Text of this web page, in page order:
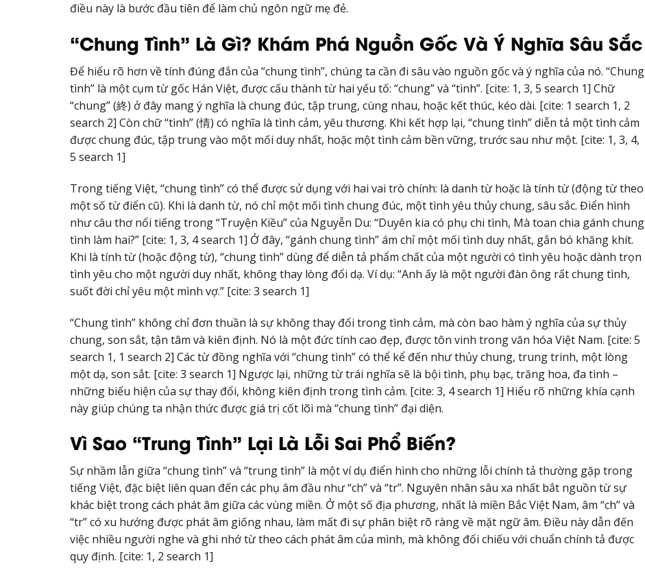
điều này là bước đầu tiên để làm chủ ngôn ngữ mẹ đẻ.
“Chung Tình” Là Gì? Khám Phá Nguồn Gốc Và Ý Nghĩa Sâu Sắc
Để hiểu rõ hơn về tính đúng đắn của “chung tình”, chúng ta cần đi sâu vào nguồn gốc và ý nghĩa của nó. “Chung
tình” là một cụm từ gốc Hán Việt, được cấu thành từ hai yếu tố: “chung” và “tình”. [cite: 1, 3, 5 search 1] Chữ
“chung” (終) ở đây mang ý nghĩa là chung đúc, tập trung, cùng nhau, hoặc kết thúc, kéo dài. [cite: 1 search 1, 2
search 2] Còn chữ “tình” (情) có nghĩa là tình cảm, yêu thương. Khi kết hợp lại, “chung tình” diễn tả một tình cảm
được chung đúc, tập trung vào một mối duy nhất, hoặc một tình cảm bền vững, trước sau như một. [cite: 1, 3, 4,
5 search 1]
Trong tiếng Việt, “chung tình” có thể được sử dụng với hai vai trò chính: là danh từ hoặc là tính từ (động từ theo
một số từ điển cũ). Khi là danh từ, nó chỉ một mối tình chung đúc, một tình yêu thủy chung, sâu sắc. Điển hình
như câu thơ nổi tiếng trong “Truyện Kiều” của Nguyễn Du: “Duyên kia có phụ chi tình, Mà toan chia gánh chung
tình làm hai?” [cite: 1, 3, 4 search 1] Ở đây, “gánh chung tình” ám chỉ một mối tình duy nhất, gắn bó khăng khít.
Khi là tính từ (hoặc động từ), “chung tình” dùng để diễn tả phẩm chất của một người có tình yêu hoặc dành trọn
tình yêu cho một người duy nhất, không thay lòng đổi dạ. Ví dụ: “Anh ấy là một người đàn ông rất chung tình,
suốt đời chỉ yêu một mình vợ.” [cite: 3 search 1]
“Chung tình” không chỉ đơn thuần là sự không thay đổi trong tình cảm, mà còn bao hàm ý nghĩa của sự thủy
chung, son sắt, tận tâm và kiên định. Nó là một đức tính cao đẹp, được tôn vinh trong văn hóa Việt Nam. [cite: 5
search 1, 1 search 2] Các từ đồng nghĩa với “chung tình” có thể kể đến như thủy chung, trung trinh, một lòng
một dạ, son sắt. [cite: 3 search 1] Ngược lại, những từ trái nghĩa sẽ là bội tình, phụ bạc, trăng hoa, đa tình –
những biểu hiện của sự thay đổi, không kiên định trong tình cảm. [cite: 3, 4 search 1] Hiểu rõ những khía cạnh
này giúp chúng ta nhận thức được giá trị cốt lõi mà “chung tình” đại diện.
Vì Sao “Trung Tình” Lại Là Lỗi Sai Phổ Biến?
Sự nhầm lẫn giữa “chung tình” và “trung tình” là một ví dụ điển hình cho những lỗi chính tả thường gặp trong
tiếng Việt, đặc biệt liên quan đến các phụ âm đầu như “ch” và “tr”. Nguyên nhân sâu xa nhất bắt nguồn từ sự
khác biệt trong cách phát âm giữa các vùng miền. Ở một số địa phương, nhất là miền Bắc Việt Nam, âm “ch” và
“tr” có xu hướng được phát âm giống nhau, làm mất đi sự phân biệt rõ ràng về mặt ngữ âm. Điều này dẫn đến
việc nhiều người nghe và ghi nhớ từ theo cách phát âm của mình, mà không đối chiếu với chuẩn chính tả được
quy định. [cite: 1, 2 search 1]